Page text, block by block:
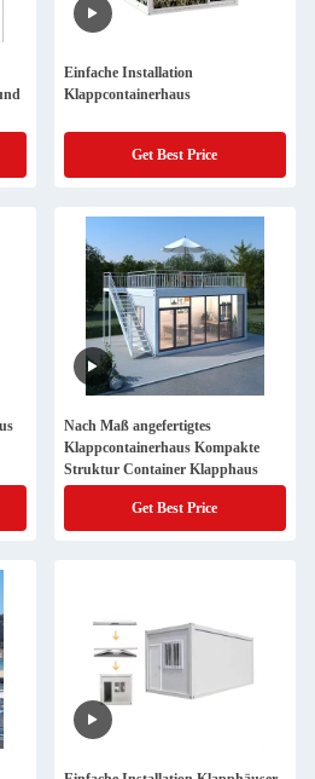
Einfache Installation
Klappcontainerhaus
Get Best Price
Nach Maß angefertigtes
Klappcontainerhaus Kompakte
Struktur Container Klapphaus
Get Best Price